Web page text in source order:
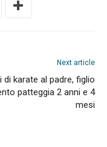
Next article
di karate al padre, figlio
patteggia 2 anni e 4
mesi